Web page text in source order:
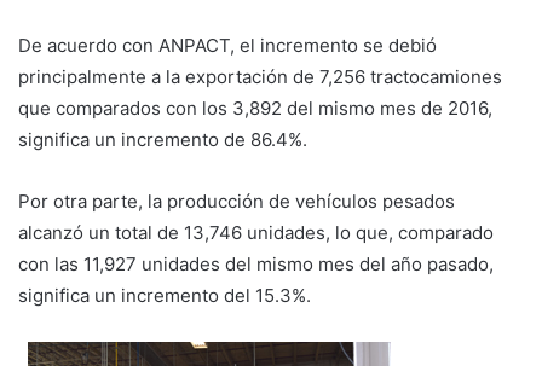
De acuerdo con ANPACT, el incremento se debió
principalmente a la exportación de 7,256 tractocamiones
que comparados con los 3,892 del mismo mes de 2016,
significa un incremento de 86.4%.
Por otra parte, la producción de vehículos pesados
alcanzó un total de 13,746 unidades, lo que, comparado
con las 11,927 unidades del mismo mes del año pasado,
significa un incremento del 15.3%.